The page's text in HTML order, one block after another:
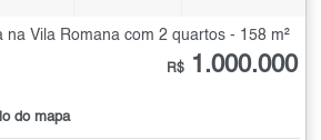
na Vila Romana com 2 quartos - 158 m²
do mapa
R$ 1.000.000